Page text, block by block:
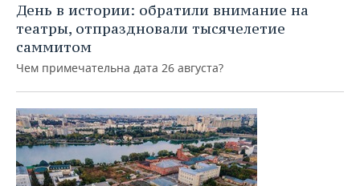
День в истории: обратили внимание на
театры, отпраздновали тысячелетие
саммитом
Чем примечательна дата 26 августа?